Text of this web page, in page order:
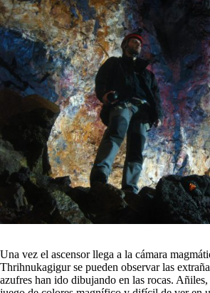
Una vez el ascensor llega a la cámara
Thrihnukagigur se pueden observar las
azufres han ido dibujando en las rocas.